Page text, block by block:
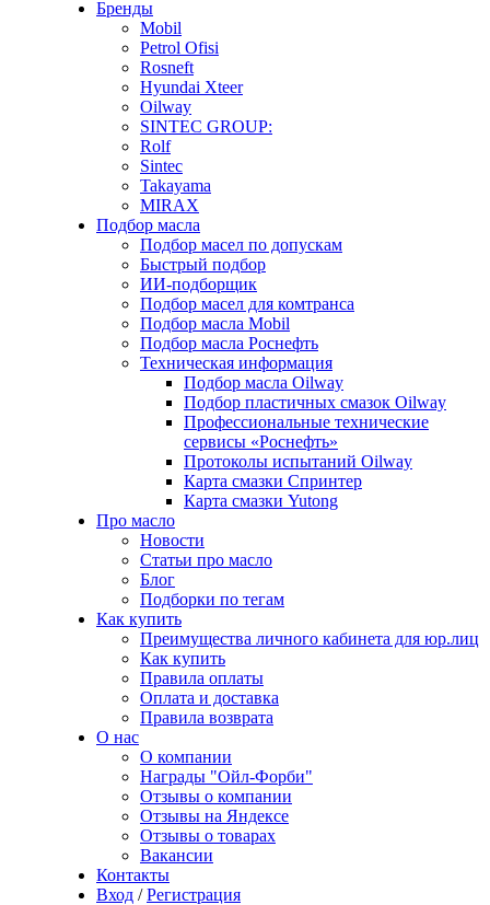
Бренды
Mobil
Petrol Ofisi
Rosneft
Hyundai Xteer
Oilway
SINTEC GROUP:
Rolf
Sintec
Takayama
MIRAX
Подбор масла
Подбор масел по допускам
Быстрый подбор
ИИ-подборщик
Подбор масел для комтранса
Подбор масла Mobil
Подбор масла Роснефть
Техническая информация
Подбор масла Oilway
Подбор пластичных смазок Oilway
Профессиональные технические
сервисы «Роснефть»
Протоколы испытаний Oilway
Карта смазки Спринтер
Карта смазки Yutong
Про масло
Новости
Статьи про масло
Блог
Подборки по тегам
Как купить
Преимущества личного кабинета для юр.лиц
Как купить
Правила оплаты
Оплата и доставка
Правила возврата
О нас
О компании
Награды "Ойл-Форби"
Отзывы о компании
Отзывы на Яндексе
Отзывы о товарах
Вакансии
Контакты
Вход / Регистрация